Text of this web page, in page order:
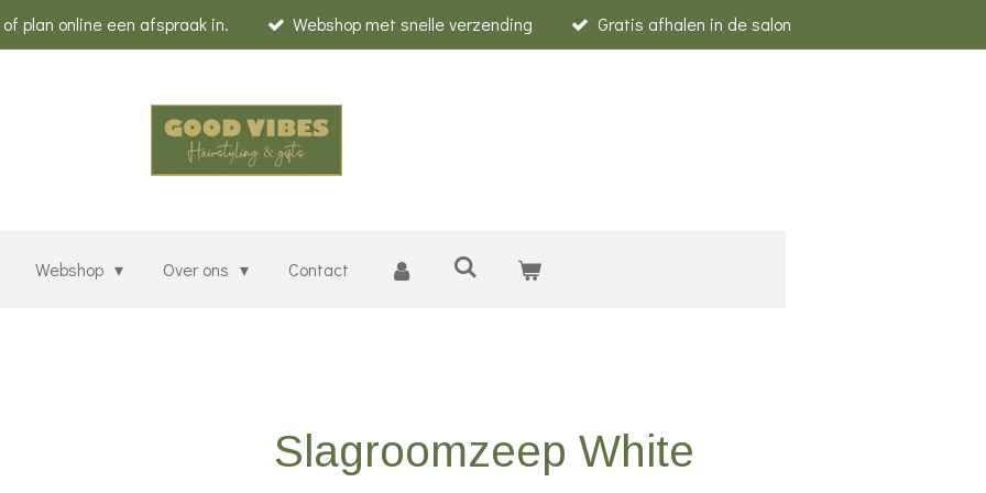
plan online een afspraak in. Webshop met snelle verzending Gratis afhalen in de salon
Webshop Over ons Contact
Slagroomzeep White